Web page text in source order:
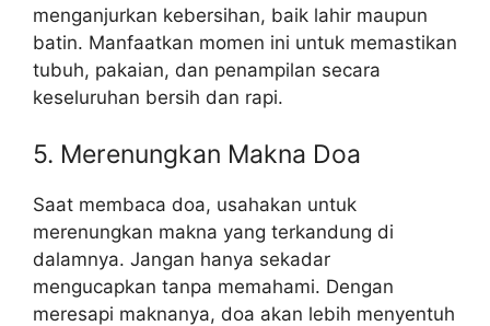
menganjurkan kebersihan, baik lahir maupun
batin. Manfaatkan momen ini untuk memastikan
tubuh, pakaian, dan penampilan secara
keseluruhan bersih dan rapi.
5. Merenungkan Makna Doa
Saat membaca doa, usahakan untuk
merenungkan makna yang terkandung di
dalamnya. Jangan hanya sekadar
mengucapkan tanpa memahami. Dengan
meresapi maknanya, doa akan lebih menyentuh